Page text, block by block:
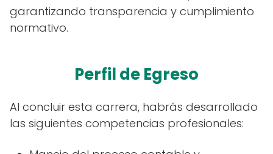
garantizando transparencia y cumplimiento
normativo.
Perfil de Egreso
Al concluir esta carrera, habrás desarrollado
las siguientes competencias profesionales: